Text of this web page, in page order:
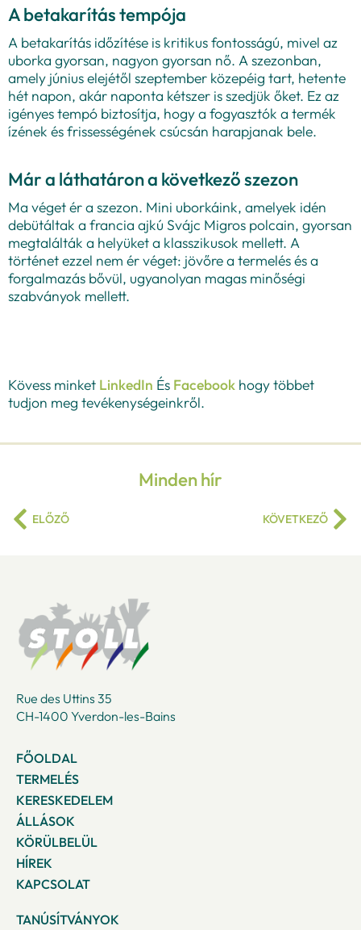
A betakarítás tempója
A betakarítás időzítése is kritikus fontosságú, mivel az
uborka gyorsan, nagyon gyorsan nő. A szezonban,
amely június elejétől szeptember közepéig tart, hetente
hét napon, akár naponta kétszer is szedjük őket. Ez az
igényes tempó biztosítja, hogy a fogyasztók a termék
ízének és frissességének csúcsán harapjanak bele.
Már a láthatáron a következő szezon
Ma véget ér a szezon. Mini uborkáink, amelyek idén
debütáltak a francia ajkú Svájc Migros polcain, gyorsan
megtalálták a helyüket a klasszikusok mellett. A
történet ezzel nem ér véget: jövőre a termelés és a
forgalmazás bővül, ugyanolyan magas minőségi
szabványok mellett.
Kövess minket LinkedIn És Facebook hogy többet
tudjon meg tevékenységeinkről.
Minden hír
ELŐZŐ KÖVETKEZŐ
Rue des Uttins 35
CH-1400 Yverdon-les-Bains
FŐOLDAL
TERMELÉS
KERESKEDELEM
ÁLLÁSOK
KÖRÜLBELÜL
HÍREK
KAPCSOLAT
TANÚSÍTVÁNYOK